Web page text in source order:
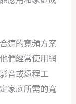
適的寬頻方案
們經常使用網
音或遠程工
家庭所需的寬